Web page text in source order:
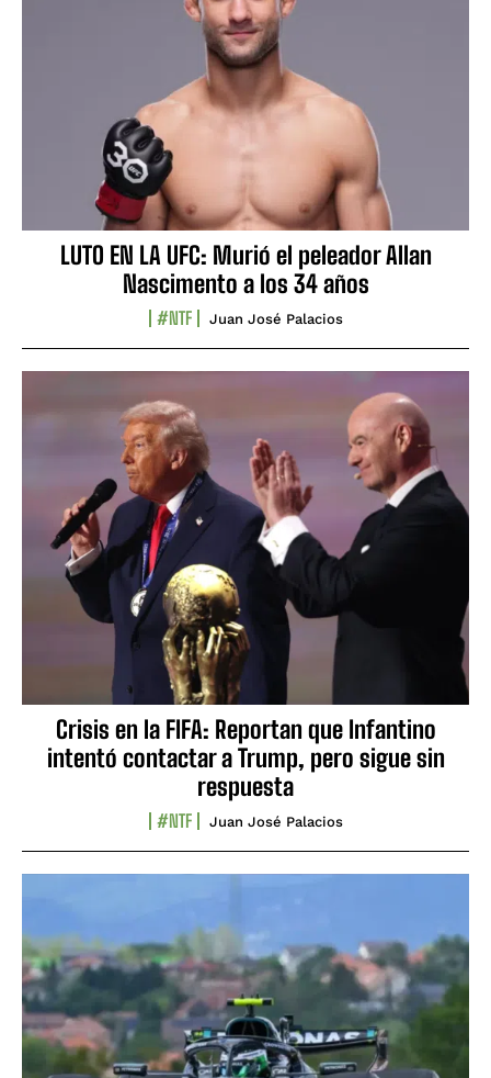
LUTO EN LA UFC: Murió el peleador Allan
Nascimento a los 34 años
#NTF Juan José Palacios
Crisis en la FIFA: Reportan que Infantino
intentó contactar a Trump, pero sigue sin
respuesta
#NTF Juan José Palacios